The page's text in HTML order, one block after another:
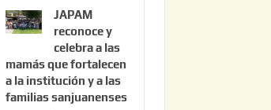
s
t
o
3
JAPAM
reconoce y
celebra a las
mamás que fortalecen
a la institución y a las
familias sanjuanenses